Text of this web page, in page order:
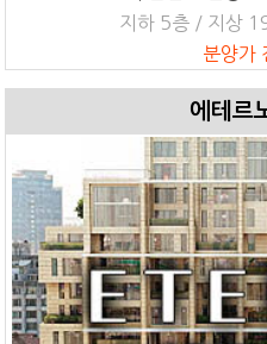
지하 5층 / 지상
분양가
에테르